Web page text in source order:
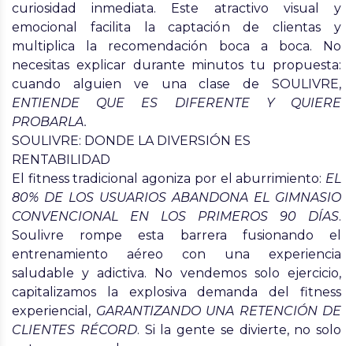
curiosidad inmediata. Este atractivo visual y
emocional facilita la captación de clientas y
multiplica la recomendación boca a boca. No
necesitas explicar durante minutos tu propuesta:
cuando alguien ve una clase de SOULIVRE,
ENTIENDE QUE ES DIFERENTE Y QUIERE
PROBARLA.
SOULIVRE: DONDE LA DIVERSIÓN ES
RENTABILIDAD
El fitness tradicional agoniza por el aburrimiento: EL
80% DE LOS USUARIOS ABANDONA EL GIMNASIO
CONVENCIONAL EN LOS PRIMEROS 90 DÍAS.
Soulivre rompe esta barrera fusionando el
entrenamiento aéreo con una experiencia
saludable y adictiva. No vendemos solo ejercicio,
capitalizamos la explosiva demanda del fitness
experiencial, GARANTIZANDO UNA RETENCIÓN DE
CLIENTES RÉCORD. Si la gente se divierte, no solo